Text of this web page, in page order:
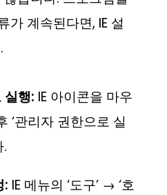
가 계속된다면, IE 설
실행: IE 아이콘을 마우
‘관리자 권한으로 실
.
: IE 메뉴의 ‘도구’ → ‘호